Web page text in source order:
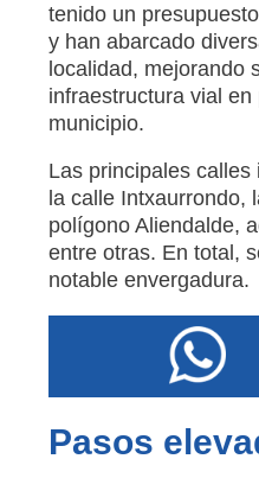
tenido un
y han abarcado
localidad, mejorando
infraestructura vial
municipio.
Las principales
la calle Intxaurrondo,
polígono Aliendalde,
entre otras. En total,
notable envergadura.
Pasos